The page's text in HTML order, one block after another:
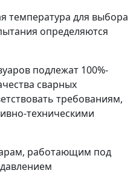
температура для выбора
определяются
подлежат 100%-
сварных
требованиям,
техническими
работающим под